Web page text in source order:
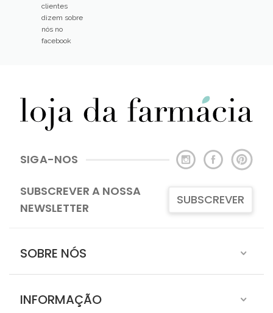
clientes
dizem sobre
nós no
facebook
SIGA-NOS
SUBSCREVER A NOSSA
NEWSLETTER
SUBSCREVER
SOBRE NÓS
INFORMAÇÃO